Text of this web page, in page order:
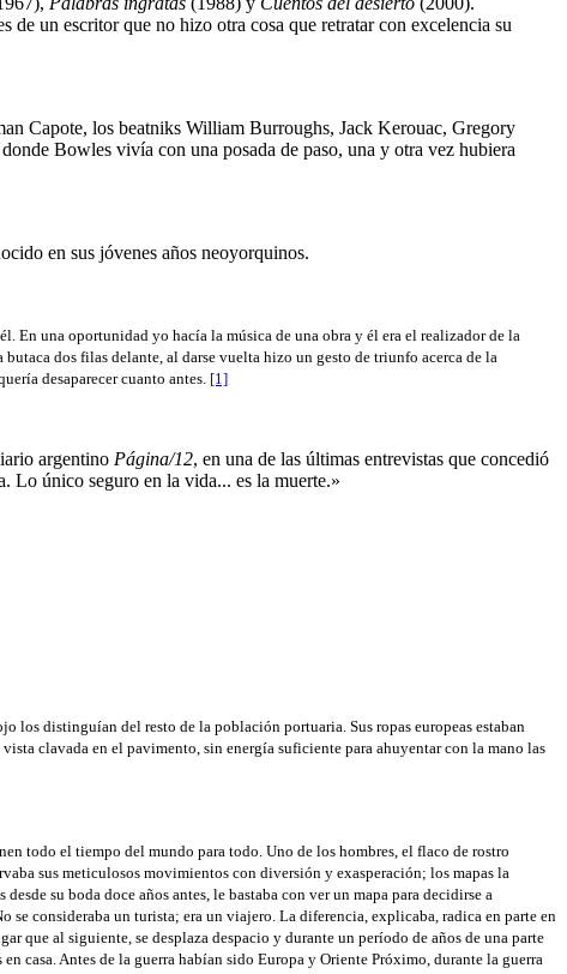
de un escritor que no hizo otra cosa que retratar con excelencia su
Capote, los beatniks William Burroughs, Jack Kerouac, Gregory
Bowles vivía con una posada de paso, una y otra vez hubiera
en sus jóvenes años neoyorquinos.
una oportunidad yo hacía la música de una obra y él era el realizador de la
dos filas delante, al darse vuelta hizo un gesto de triunfo acerca de la
desaparecer cuanto antes. [1]
argentino Página/12, en una de las últimas entrevistas que concedió
Lo único seguro en la vida... es la muerte.»
los distinguían del resto de la población portuaria. Sus ropas europeas estaban
clavada en el pavimento, sin energía suficiente para ahuyentar con la mano las
todo el tiempo del mundo para todo. Uno de los hombres, el flaco de rostro
sus meticulosos movimientos con diversión y exasperación; los mapas la
su boda doce años antes, le bastaba con ver un mapa para decidirse a
consideraba un turista; era un viajero. La diferencia, explicaba, radica en parte en
que al siguiente, se desplaza despacio y durante un período de años de una parte
casa. Antes de la guerra habían sido Europa y Oriente Próximo, durante la guerra